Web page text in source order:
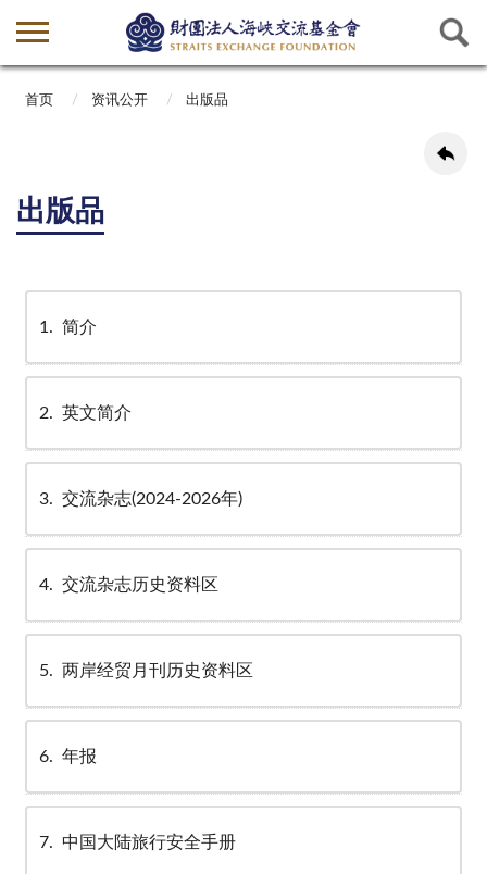
首页 资讯公开 出版品
出版品
1 简介
2 英文简介
3 交流杂志(2024-2026年)
4 交流杂志历史资料区
5 两岸经贸月刊历史资料区
6 年报
7 中国大陆旅行安全手册